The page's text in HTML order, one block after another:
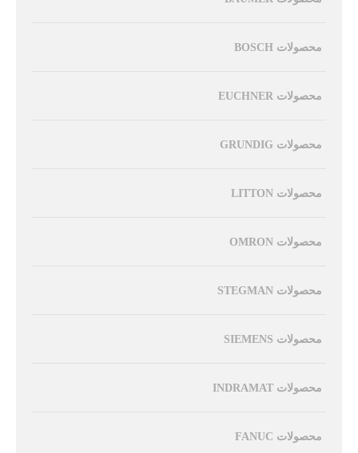
محصولات BOSCH
محصولات EUCHNER
محصولات GRUNDIG
محصولات LITTON
محصولات OMRON
محصولات STEGMAN
محصولات SIEMENS
محصولات INDRAMAT
محصولات FANUC